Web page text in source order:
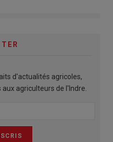
d'actualités agricoles,
agriculteurs de l'Indre.